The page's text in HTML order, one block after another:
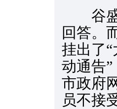
谷盛
回答。
挂出了
动通告
市政府
员不接